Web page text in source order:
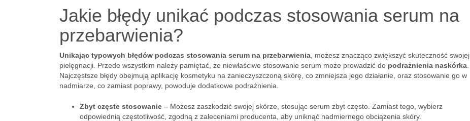
Jakie błędy unikać podczas stosowania serum na
przebarwienia?
Unikając typowych błędów podczas stosowania serum na przebarwienia , możesz znacząco zwiększyć skuteczność swojej
pielęgnacji. Przede wszystkim należy pamiętać, że niewłaściwe stosowanie serum może prowadzić do podrażnienia naskórka
Najczęstsze błędy obejmują aplikację kosmetyku na zanieczyszczoną skórę, co zmniejsza jego działanie, oraz stosowanie go w
nadmiarze, co zamiast poprawy, powoduje dodatkowe podrażnienia.
Zbyt częste stosowanie – Możesz zaszkodzić swojej skórze, stosując serum zbyt często. Zamiast tego, wybierz
odpowiednią częstotliwość, zgodną z zaleceniami producenta, aby uniknąć nadmiernego obciążenia skóry.